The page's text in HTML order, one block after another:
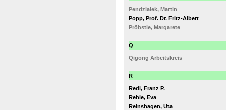
Pendzialek, Martin
Popp, Prof. Dr. Fritz-Albert
Pröbstle, Margarete
Q
Qigong Arbeitskreis
R
Redl, Franz P.
Rehle, Eva
Reinshagen, Uta